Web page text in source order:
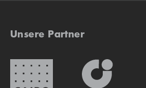
Unsere Partner